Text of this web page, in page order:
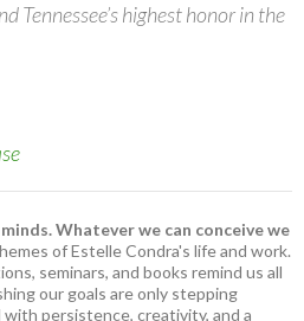
Tennessee’s highest honor in the
Whatever we can conceive we
of Estelle Condra's life and work.
seminars, and books remind us all
our goals are only stepping
persistence, creativity, and a